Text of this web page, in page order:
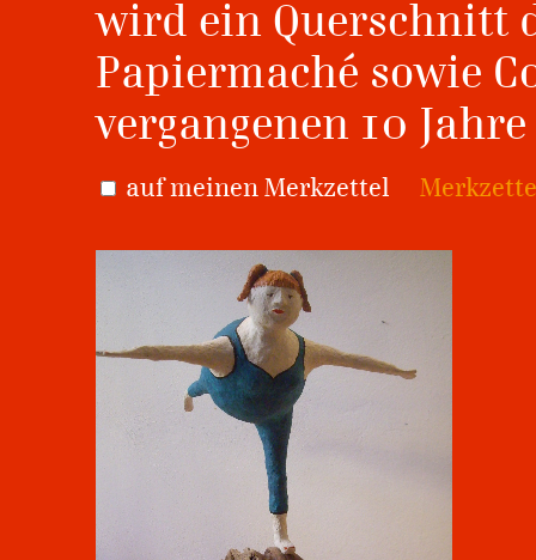
wird ein Querschnitt
Papiermaché sowie
vergangenen 10
auf meinen Merkzettel